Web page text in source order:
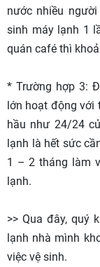
nước nhiều
sinh máy lạnh 1
quán café thì
* Trường hợp 3:
lớn hoạt động với
hầu như 24/24
lạnh là hết sức
1 – 2 tháng làm
lạnh.
>> Qua đây, quý
lạnh nhà mình
việc vệ sinh.